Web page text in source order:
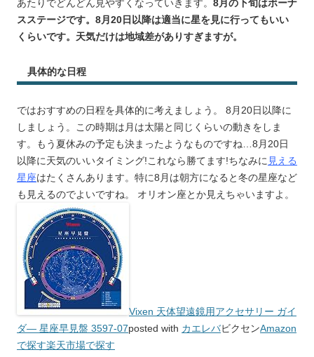
あたりでどんどん見やすくなっていきます。 8月の下旬はボーナ
スステージです。8月20日以降は適当に星を見に行ってもいい
くらいです。天気だけは地域差がありすぎますが。
具体的な日程
ではおすすめの日程を具体的に考えましょう。 8月20日以降に
しましょう。この時期は月は太陽と同じくらいの動きをしま
す。もう夏休みの予定も決まったようなものですね…8月20日
以降に天気のいいタイミング!これなら勝てます!ちなみに 見える
星座はたくさんあります。特に8月は朝方になると冬の星座など
も見えるのでよいですね。 オリオン座とか見えちゃいますよ。
Vixen 天体望遠鏡用アクセサリー ガイ
ダ― 星座早見盤 3597-07posted with カエレバビクセンAmazon
で探す楽天市場で探す